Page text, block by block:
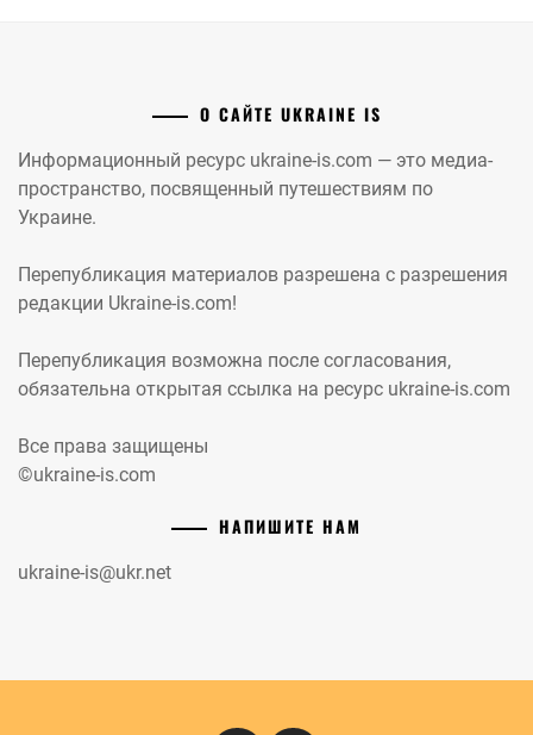
О САЙТЕ UKRAINE IS
Информационный ресурс ukraine-is.com — это медиа-
пространство, посвященный путешествиям по
Украине.
Перепубликация материалов разрешена с разрешения
редакции Ukraine-is.com!
Перепубликация возможна после согласования,
обязательна открытая ссылка на ресурс ukraine-is.com
Все права защищены
©ukraine-is.com
НАПИШИТЕ НАМ
ukraine-is@ukr.net